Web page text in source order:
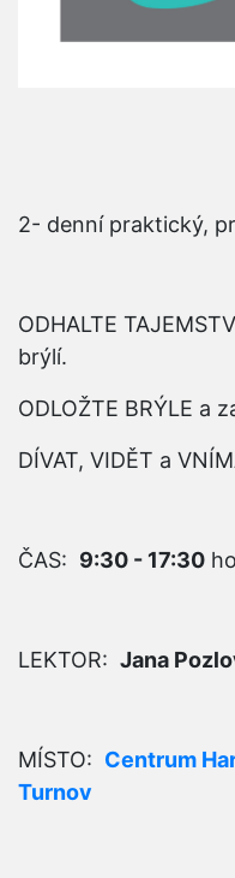
2- denní praktický,
ODHALTE
brýlí.
ODLOŽTE BRÝLE a
DÍVAT, VIDĚT a
ČAS: 9:30 - 17:30
LEKTOR: Jana
MÍSTO: Centrum
Turnov